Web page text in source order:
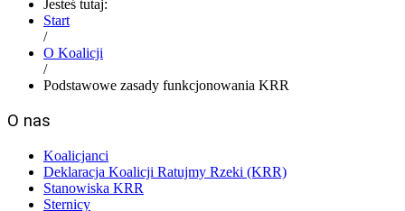
Jesteś tutaj:
Start
/
O Koalicji
/
Podstawowe zasady funkcjonowania KRR
O nas
Koalicjanci
Deklaracja Koalicji Ratujmy Rzeki (KRR)
Stanowiska KRR
Sternicy